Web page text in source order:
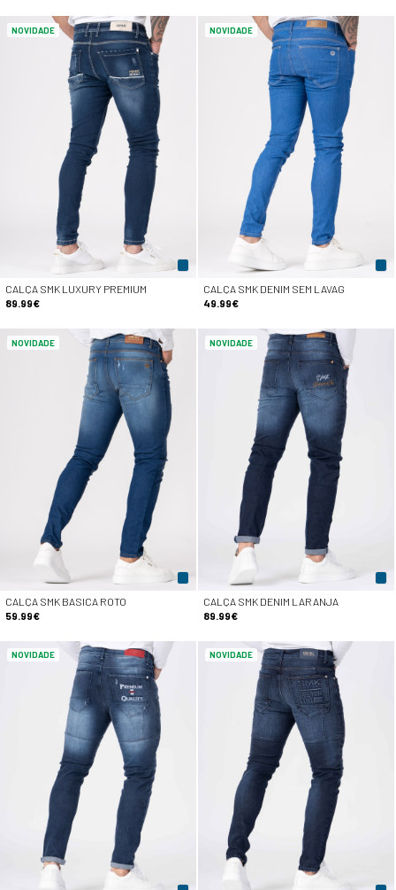
NOVIDADE
CALÇA SMK LUXURY PREMIUM
89.99€
NOVIDADE
CALÇA SMK DENIM SEM LAVAG
49.99€
NOVIDADE
CALÇA SMK BASICA ROTO
59.99€
NOVIDADE
CALÇA SMK DENIM LARANJA
89.99€
NOVIDADE NOVIDADE